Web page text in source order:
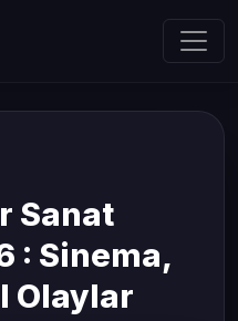
Sanat
: Sinema,
Olaylar